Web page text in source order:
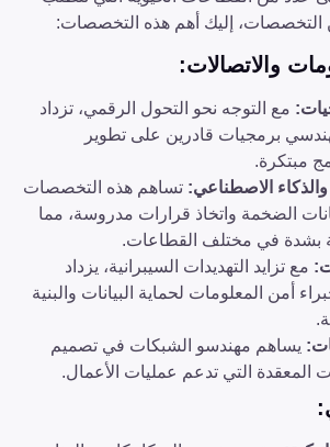
إليك أهم هذه التخصصات:
والاتصالات:
: مع التوجه نحو التحول الرقمي، تزداد
برمجيات قادرين على تطوير
مبتكرة.
والذكاء الاصطناعي: تساهم هذه التخصصات
الضخمة واتخاذ قرارات مدروسة، مما
بشدة في مختلف القطاعات.
: مع تزايد التهديدات السيبرانية، يزداد
أمن المعلومات لحماية البيانات والبنية
: يساهم مهندسو الشبكات في تصميم
المعقدة التي تدعم عمليات الأعمال.
: